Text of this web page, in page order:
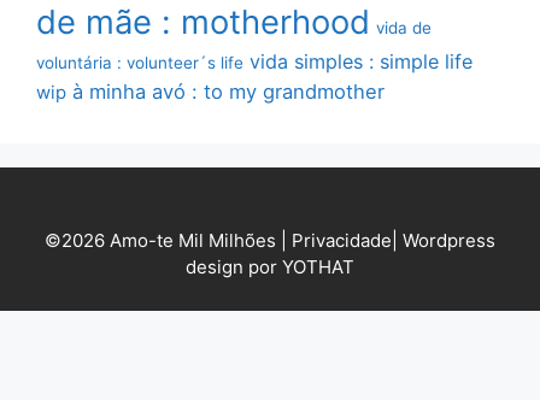
de mãe : motherhood vida de
voluntária : volunteer´s life vida simples : simple life
wip à minha avó : to my grandmother
©2026 Amo-te Mil Milhões | Privacidade Wordpress
design por YOTHAT